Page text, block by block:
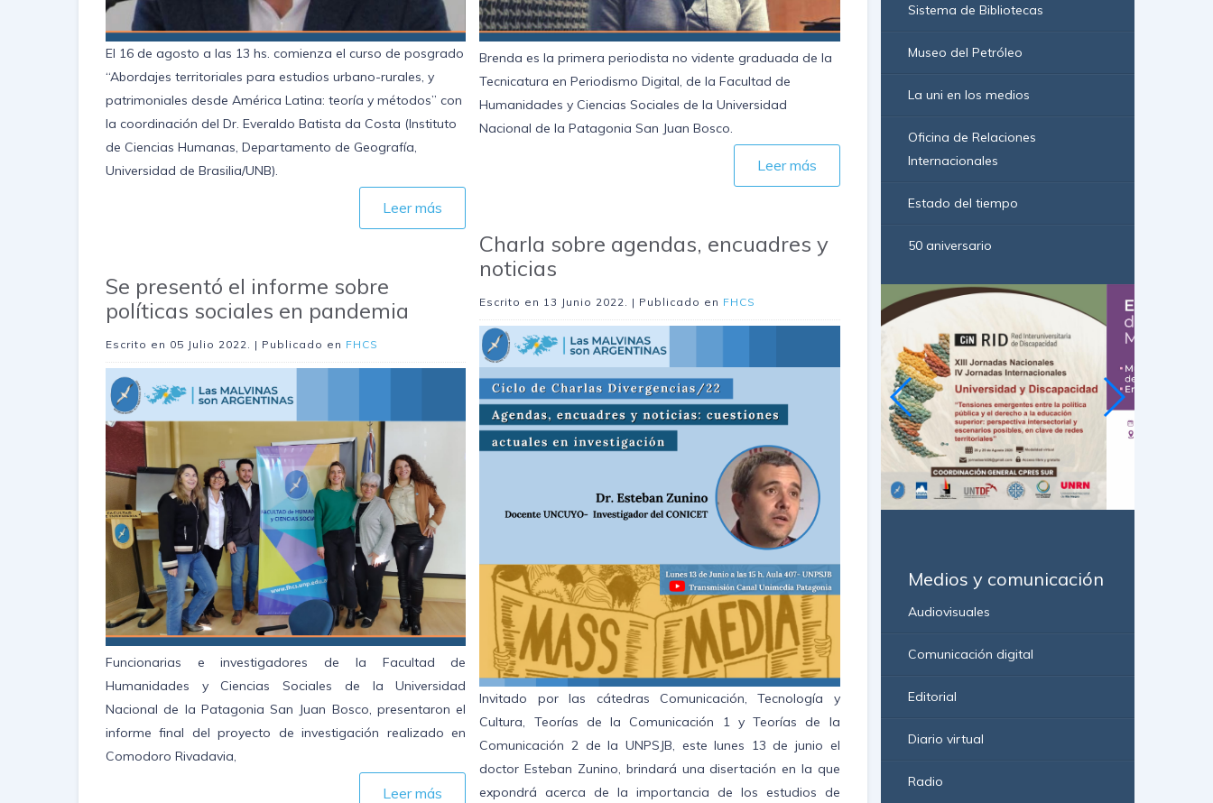
El 16 de agosto a las 13 hs. comienza el curso de posgrado
“Abordajes territoriales para estudios urbano-rurales, y
patrimoniales desde América Latina: teoría y métodos” con
la coordinación del Dr. Everaldo Batista da Costa (Instituto
de Ciencias Humanas, Departamento de Geografía,
Universidad de Brasilia/UNB).
Leer más
Se presentó el informe sobre
políticas sociales en pandemia
Escrito en 05 Julio 2022. | Publicado en FHCS
Funcionarias e investigadores de la Facultad de
Humanidades y Ciencias Sociales de la Universidad
Nacional de la Patagonia San Juan Bosco, presentaron el
informe final del proyecto de investigación realizado en
Comodoro Rivadavia,
Leer más
Brenda es la primera periodista no vidente graduada de la
Tecnicatura en Periodismo Digital, de la Facultad de
Humanidades y Ciencias Sociales de la Universidad
Nacional de la Patagonia San Juan Bosco.
Leer más
Charla sobre agendas, encuadres y
noticias
Escrito en 13 Junio 2022. | Publicado en FHCS
Invitado por las cátedras Comunicación, Tecnología y
Cultura, Teorías de la Comunicación 1 y Teorías de la
Comunicación 2 de la UNPSJB, este lunes 13 de junio el
doctor Esteban Zunino, brindará una disertación en la que
expondrá acerca de la importancia de los estudios de
Sistema de Bibliotecas
Museo del Petróleo
La uni en los medios
Oficina de Relaciones
Internacionales
Estado del tiempo
50 aniversario
Medios y comunicación
Audiovisuales
Comunicación digital
Editorial
Diario virtual
Radio